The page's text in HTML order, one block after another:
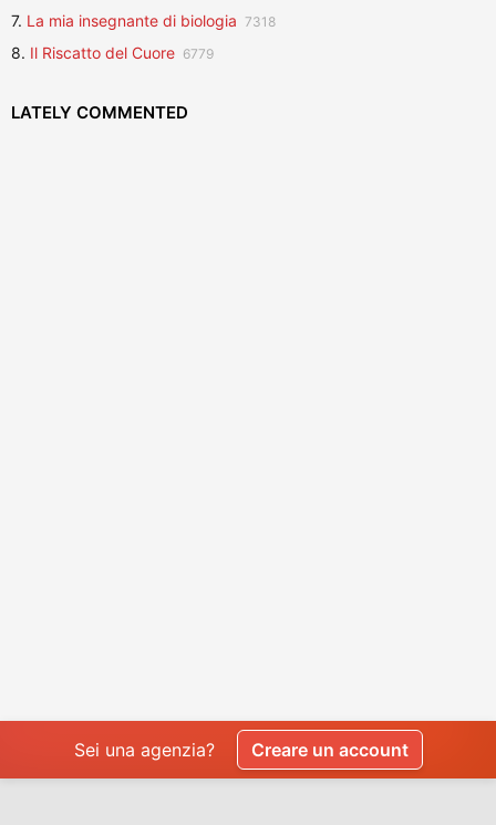
7. La mia insegnante di biologia 7318
8. Il Riscatto del Cuore 6779
LATELY COMMENTED
Sei una agenzia? Creare un account